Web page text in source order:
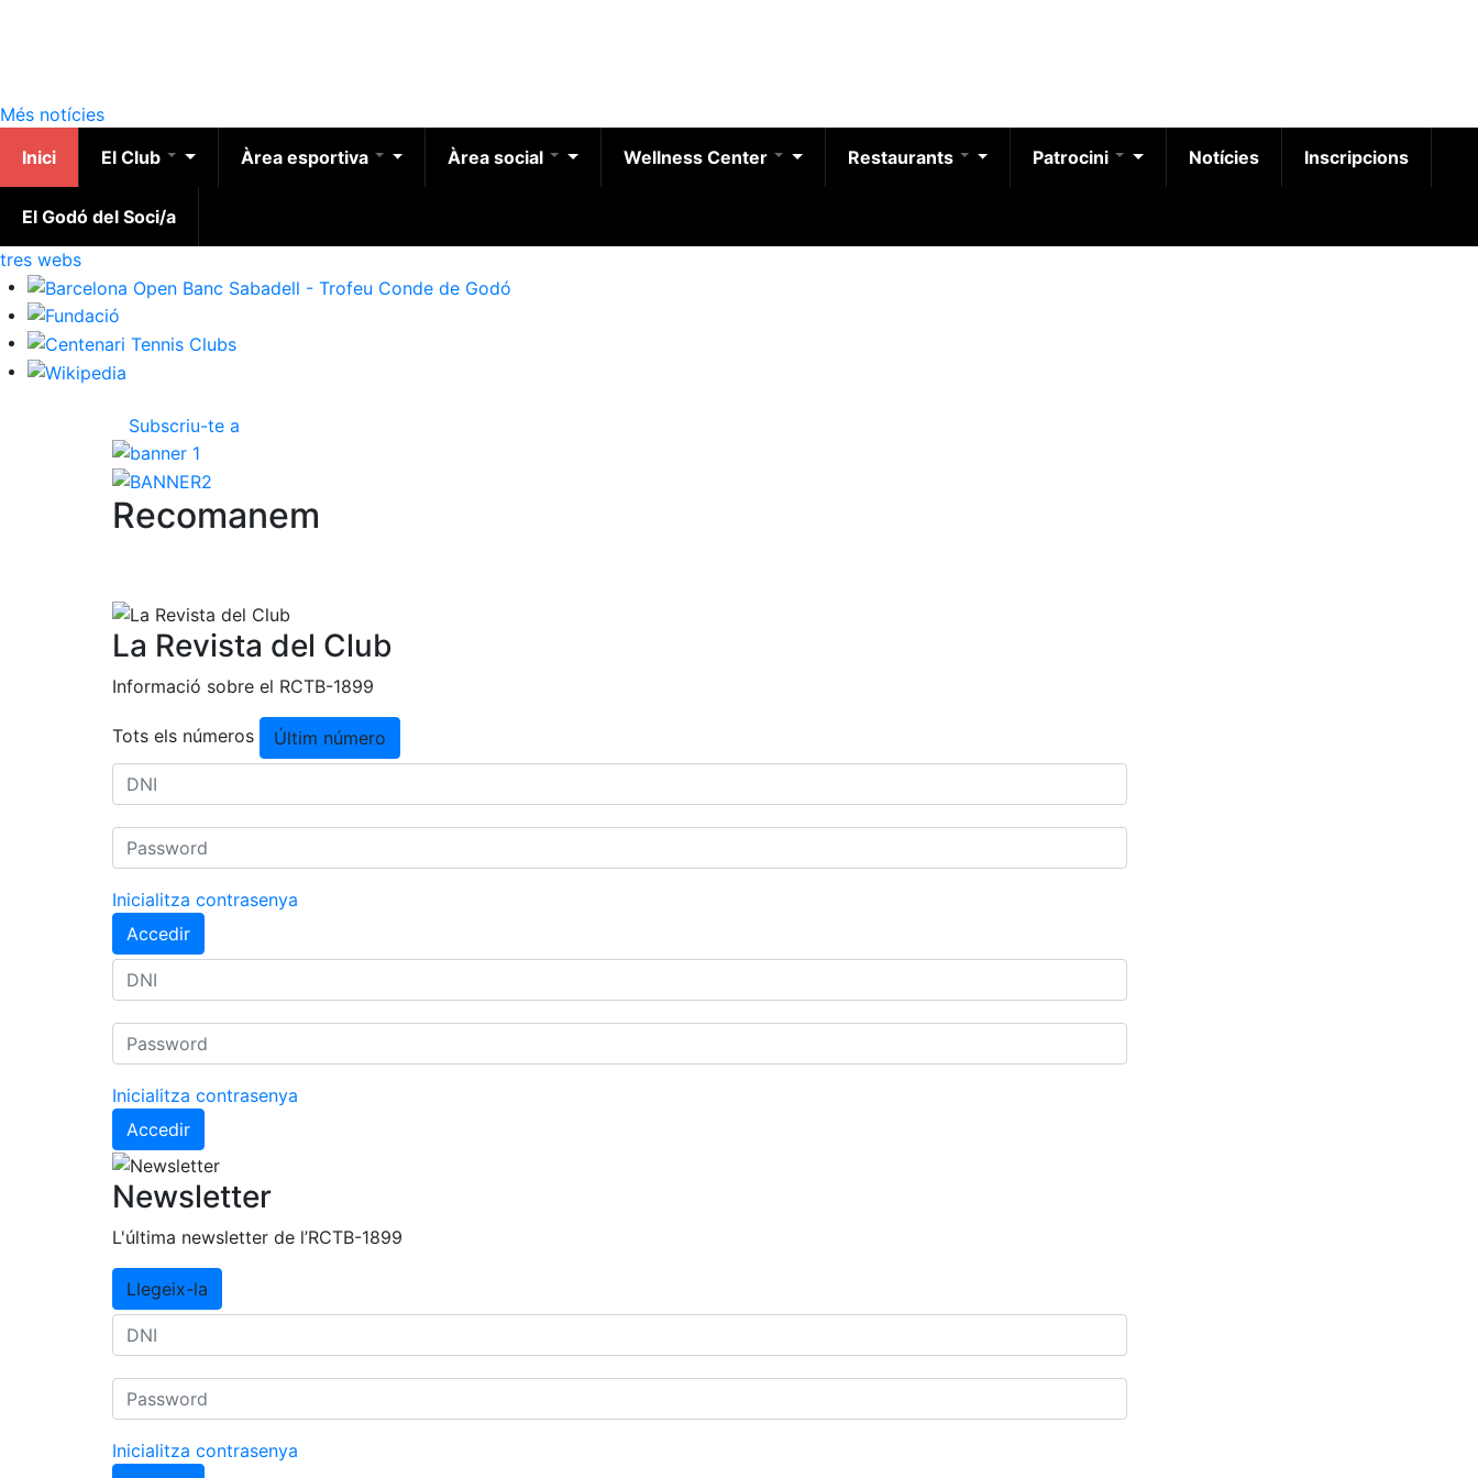
Més notícies
Inici
El Club Àrea esportiva Àrea social Wellness Center Restaurants Patrocini Notícies Inscripcions
El Godó del Soci/a
webs
Subscriu-te a
Recomanem
La Revista del Club
Informació sobre el RCTB-1899
Tots els números Últim número
Inicialitza contrasenya
Accedir
Inicialitza contrasenya
Accedir
Newsletter
L'última newsletter de l’RCTB-1899
Llegeix-la
Inicialitza contrasenya